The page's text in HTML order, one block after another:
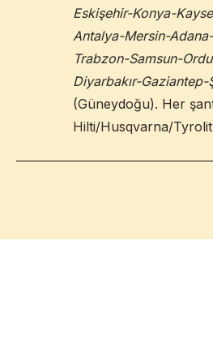
Eskişehir-Konya-
Antalya-Mersin-
Trabzon-Samsun-Ordu
Diyarbakır-Gaziantep-
(Güneydoğu). Her
Hilti/Husqvarna/Tyrolit